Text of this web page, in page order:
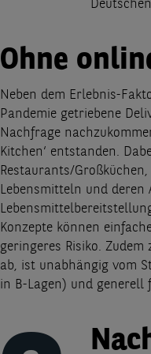
Ohne
Neben dem Erlebnis-
Pandemie getriebene
Nachfrage
Kitchen‘ entstanden.
Restaurants/
Lebensmitteln und deren
Konzepte können
geringeres Risiko.
ab, ist unabhängig vom
in B-Lagen) und generell